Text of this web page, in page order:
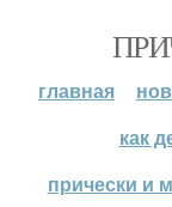
главная
как
прически и